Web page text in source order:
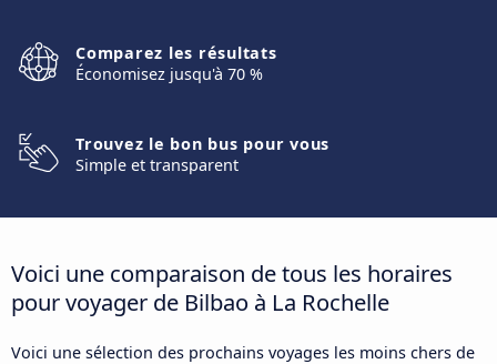
Comparez les résultats
Économisez jusqu'à 70 %
Trouvez le bon bus pour vous
Simple et transparent
Voici une comparaison de tous les horaires
pour voyager de Bilbao à La Rochelle
Voici une sélection des prochains voyages les moins chers de